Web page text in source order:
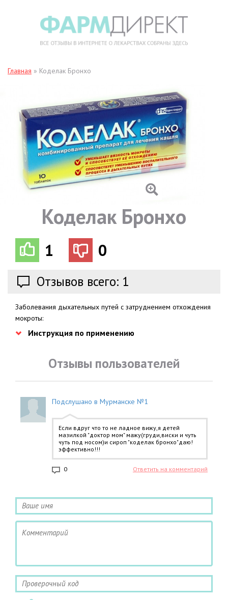
Главная » Коделак Бронхо
Коделак Бронхо
1 0
Отзывов всего: 1
Заболевания дыхательных путей с затруднением отхождения
мокроты:
Инструкция по применению
Отзывы пользователей
Подслушано в Мурманске №1
Если вдруг что то не ладное вижу,я детей
мазилкой "доктор мом" мажу(груди,виски и чуть
чуть под носом)и сироп "коделак бронхо"даю!
эффективно!!!
0 Ответить на комментарий